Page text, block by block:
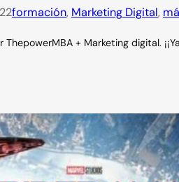
formación, Marketing Digital,
ThepowerMBA + Marketing digital.